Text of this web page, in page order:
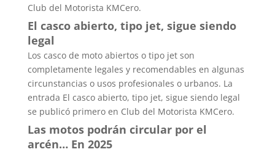
Club del Motorista KMCero.
El casco abierto, tipo jet, sigue siendo
legal
Los casco de moto abiertos o tipo jet son
completamente legales y recomendables en algunas
circunstancias o usos profesionales o urbanos. La
entrada El casco abierto, tipo jet, sigue siendo legal
se publicó primero en Club del Motorista KMCero.
Las motos podrán circular por el
arcén… En 2025